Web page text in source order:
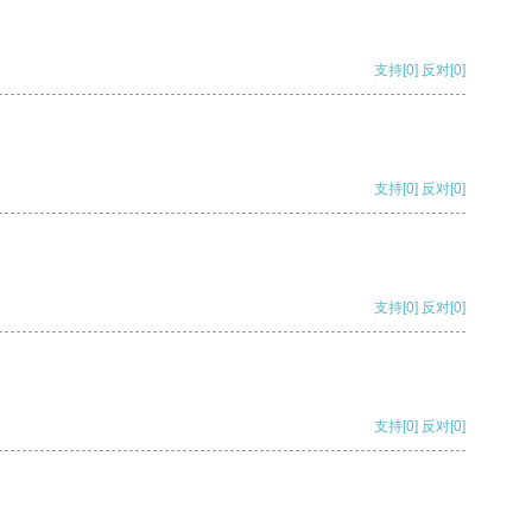
支持[0] 反对[0]
支持[0] 反对[0]
支持[0] 反对[0]
支持[0] 反对[0]